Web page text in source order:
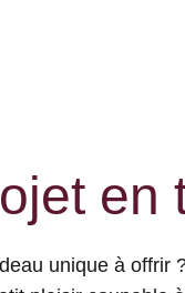
en
unique à offrir